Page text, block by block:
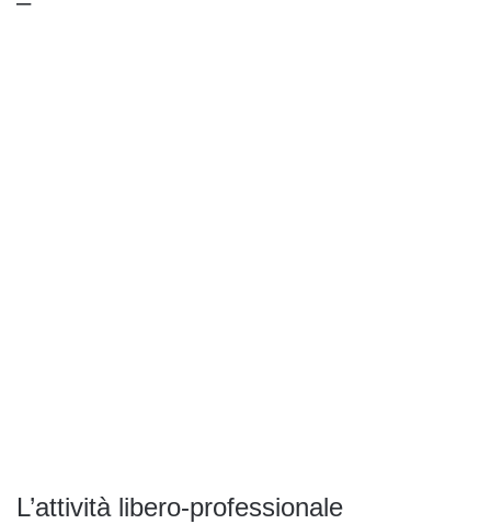
L’attività libero-professionale